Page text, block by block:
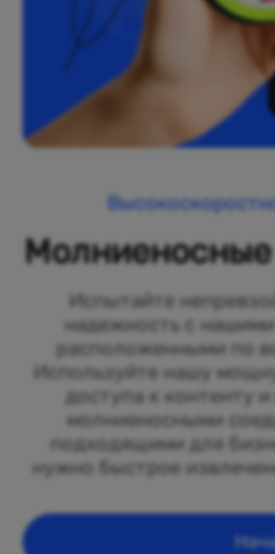
Молниеносные
Испытайте
надежность с
расположенными по
Используйте нашу
доступа к контенту
молниеносными
подходящими для
нужно быстрое